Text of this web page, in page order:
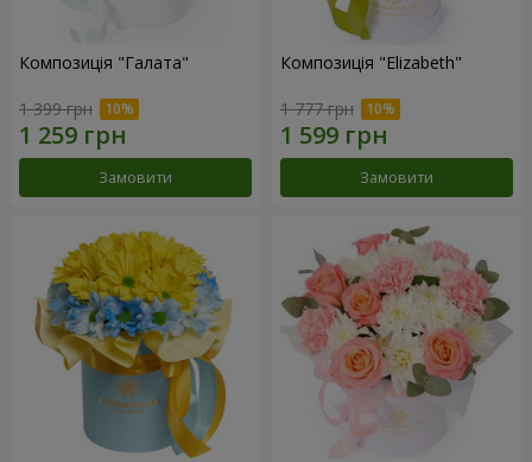
Композиція "Галата"
1 399 грн
Замовити
Композиція "Elizabeth"
1 777 грн
Замовити